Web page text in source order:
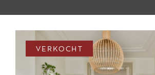
VERKOCHT
Shortstay
Verkocht
Verhuurd